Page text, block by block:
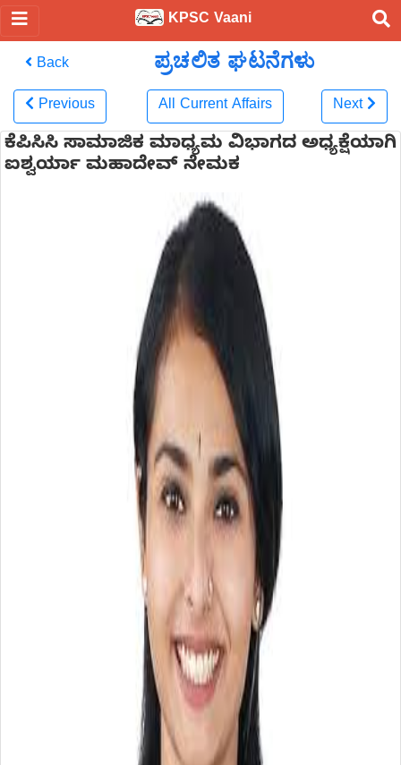
KPSC Vaani
Back ಪ್ರಚಲಿತ ಘಟನೆಗಳು
Previous All Current Affairs Next
ಕೆಪಿಸಿಸಿ ಸಾಮಾಜಿಕ ಮಾಧ್ಯಮ ವಿಭಾಗದ ಅಧ್ಯಕ್ಷೆಯಾಗಿ
ಐಶ್ವರ್ಯಾ ಮಹಾದೇವ್ ನೇಮಕ